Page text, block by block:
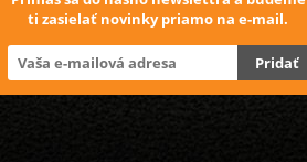
ti zasielať novinky priamo na e-mail.